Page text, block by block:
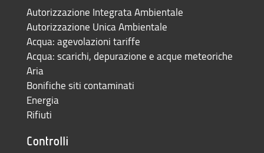
Autorizzazione Integrata Ambientale
Autorizzazione Unica Ambientale
Acqua: agevolazioni tariffe
Acqua: scarichi, depurazione e acque meteoriche
Aria
Bonifiche siti contaminati
Energia
Rifiuti
Controlli